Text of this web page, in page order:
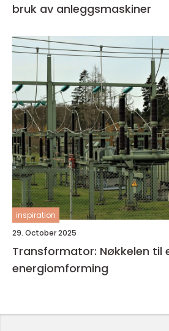
bruk av anleggsmaskiner
inspiration
29. October 2025
Transformator: Nøkkelen til
energiomforming